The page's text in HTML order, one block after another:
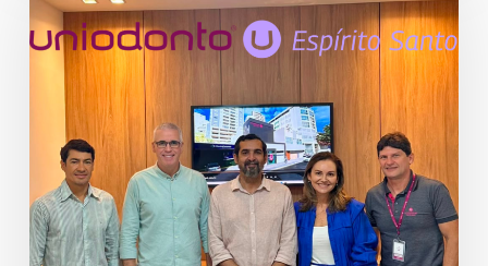
Santo
avança
obras
nova
sede